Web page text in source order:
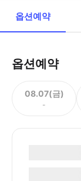
옵션예약
옵션예약
08.07(금)
-